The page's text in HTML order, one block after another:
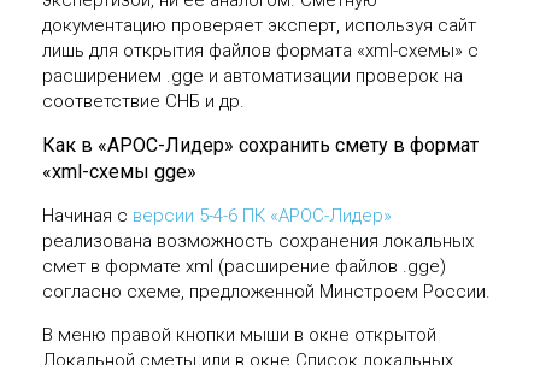
документацию проверяет эксперт, используя сайт
лишь для открытия файлов формата «xml-схемы» с
расширением .gge и автоматизации проверок на
соответствие СНБ и др.
Как в «АРОС-Лидер» сохранить смету в формат
«xml-схемы gge»
Начиная с версии 5-4-6 ПК «АРОС-Лидер»
реализована возможность сохранения локальных
смет в формате xml (расширение файлов .gge)
согласно схеме, предложенной Минстроем России.
В меню правой кнопки мыши в окне открытой
Локальной сметы или в окне Список локальных